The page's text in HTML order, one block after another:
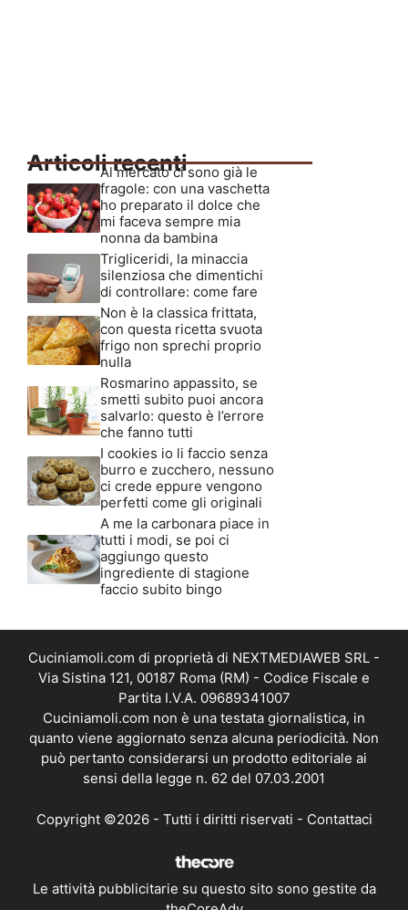
Articoli recenti
Al mercato ci sono già le
fragole: con una vaschetta
ho preparato il dolce che
mi faceva sempre mia
nonna da bambina
Trigliceridi, la minaccia
silenziosa che dimentichi
di controllare: come fare
Non è la classica frittata,
con questa ricetta svuota
frigo non sprechi proprio
nulla
Rosmarino appassito, se
smetti subito puoi ancora
salvarlo: questo è l’errore
che fanno tutti
I cookies io li faccio senza
burro e zucchero, nessuno
ci crede eppure vengono
perfetti come gli originali
A me la carbonara piace in
tutti i modi, se poi ci
aggiungo questo
ingrediente di stagione
faccio subito bingo
Cuciniamoli.com di proprietà di NEXTMEDIAWEB SRL -
Via Sistina 121, 00187 Roma (RM) - Codice Fiscale e
Partita I.V.A. 09689341007
Cuciniamoli.com non è una testata giornalistica, in
quanto viene aggiornato senza alcuna periodicità. Non
può pertanto considerarsi un prodotto editoriale ai
sensi della legge n. 62 del 07.03.2001
Copyright ©2026 - Tutti i diritti riservati - Contattaci
Le attività pubblicitarie su questo sito sono gestite da